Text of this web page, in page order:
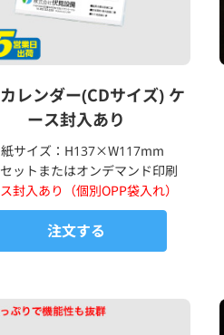
レンダー(CDサイズ) ケ
ース封入あり
サイズ：H137×W117mm
ットまたはオンデマンド印刷
封入あり（個別OPP袋入れ）
注文する